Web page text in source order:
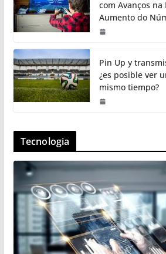
com Avanços na
Aumento do
Pin Up y
¿es posible ver
mismo tiempo?
Tecnologia